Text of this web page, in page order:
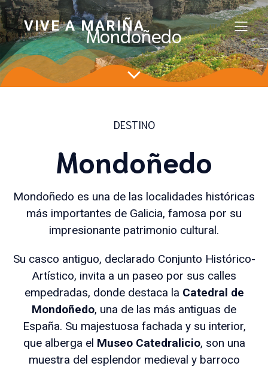
VIVE A MARIÑA
Mondoñedo
DESTINO
Mondoñedo
Mondoñedo es una de las localidades históricas
más importantes de Galicia, famosa por su
impresionante patrimonio cultural.
Su casco antiguo, declarado Conjunto Histórico-
Artístico, invita a un paseo por sus calles
empedradas, donde destaca la Catedral de
Mondoñedo, una de las más antiguas de
España. Su majestuosa fachada y su interior,
que alberga el Museo Catedralicio, son una
muestra del esplendor medieval y barroco